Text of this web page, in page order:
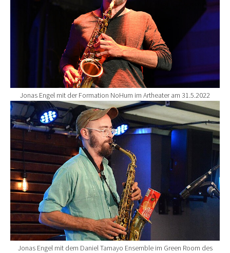
Jonas Engel mit der Formation NoHum im Artheater am 31.5.2022
Show larger version for:
Jonas Engel mit dem Daniel Tamayo Ensemble im Green Room des